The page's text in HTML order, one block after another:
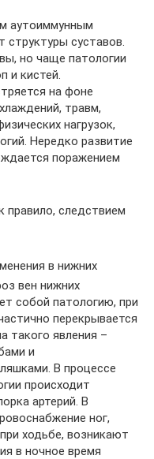
аутоиммунным
структуры суставов.
но чаще патологии
и кистей.
на фоне
травм,
нагрузок,
Нередко развитие
поражением
правило, следствием
в нижних
вен нижних
собой патологию, при
перекрывается
такого явления –
и
В процессе
происходит
артерий. В
ног,
ходьбе, возникают
в ночное время